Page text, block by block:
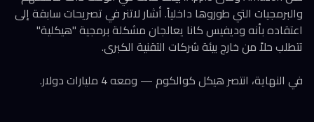
والبرمجيات التي طوروها داخلياً. أشار لاتنر في تصريحات سابقة إلى
اعتقاده بأنه وديفيس كانا يعالجان مشكلة برمجية "هيكلية"
تتطلب حلاً من خارج بيئة شركات التقنية الكبرى.
في النهاية، انتصر هيكل كوالكوم — ومعه 4 مليارات دولار.